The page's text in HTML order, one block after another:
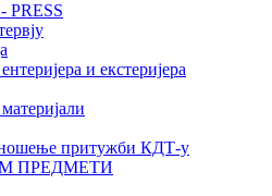
PRESS
и екстеријера
притужби КДТ-у
ПРЕДМЕТИ